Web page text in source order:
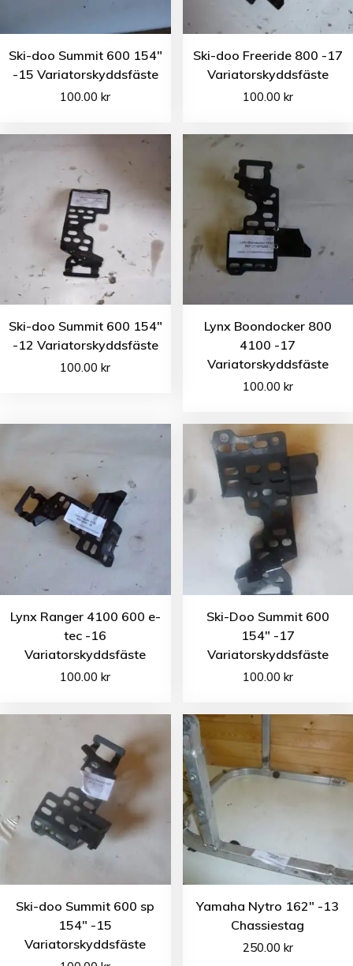
Ski-doo Summit 600 154″
-15 Variatorskyddsfäste
100.00kr
Ski-doo Freeride 800 -17
Variatorskyddsfäste
100.00 kr
Ski-doo Summit 600 154″
-12 Variatorskyddsfäste
100.00kr
Lynx Boondocker 800
4100 -17
Variatorskyddsfäste
100.00 kr
Lynx Ranger 4100 600 e-
tec -16
Variatorskyddsfäste
100.00kr
Ski-Doo Summit 600
154″ -17
Variatorskyddsfäste
100.00 kr
Ski-doo Summit 600 sp
154″ -15
Variatorskyddsfäste
Yamaha Nytro 162″ -13
Chassiestag
250.00 kr